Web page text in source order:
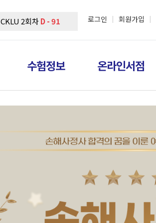
CKLU 2회차D - 91 로그인 | 회원가입 |
수험정보 온라인서점